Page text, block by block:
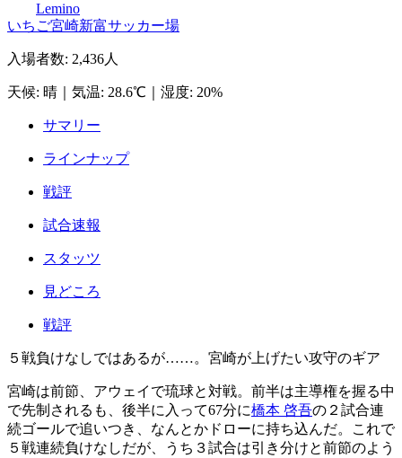
Lemino
いちご宮崎新富サッカー場
入場者数: 2,436人
天候: 晴 気温: 28.6℃ 湿度: 20%
サマリー
ラインナップ
戦評
試合速報
スタッツ
見どころ
戦評
５戦負けなしではあるが……。宮崎が上げたい攻守のギア
宮崎は前節、アウェイで琉球と対戦。前半は主導権を握る中
で先制されるも、後半に入って67分に橋本 啓吾の２試合連
続ゴールで追いつき、なんとかドローに持ち込んだ。これで
５戦連続負けなしだが、うち３試合は引き分けと前節のよう